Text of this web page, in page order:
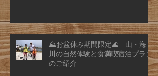
⛰️お盆休み期間限定🌊 山・海・
川の自然体験と食満喫宿泊プラン
のご紹介